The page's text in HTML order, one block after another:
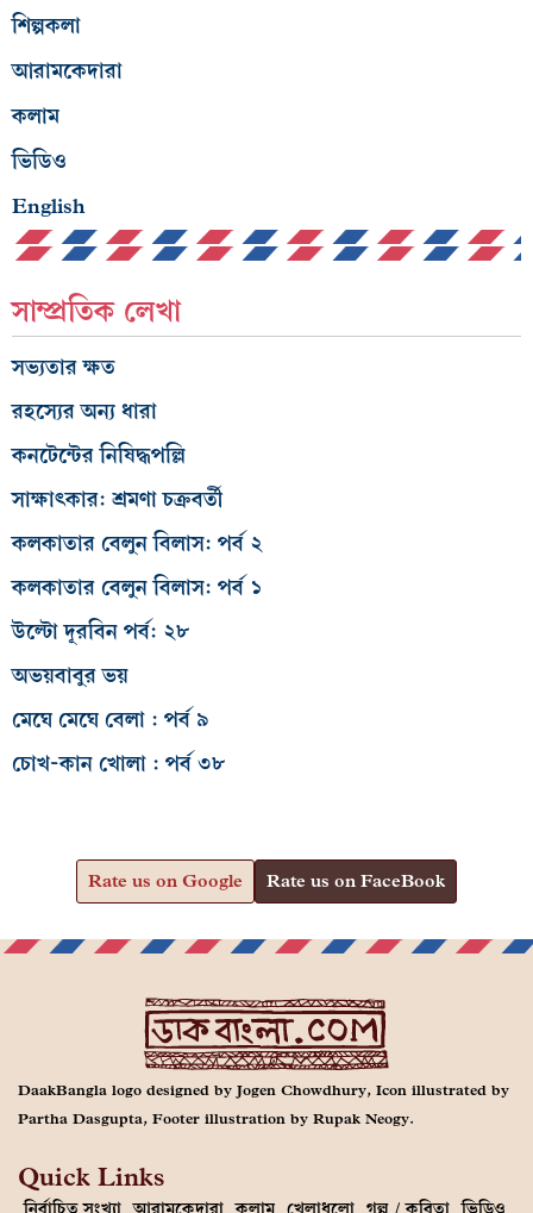
শিল্পকলা
আরামকেদারা
কলাম
ভিডিও
English
সাম্প্রতিক লেখা
সভ্যতার ক্ষত
রহস্যের অন্য ধারা
কনটেন্টের নিষিদ্ধপল্লি
সাক্ষাৎকার: শ্রমণা চক্রবর্তী
কলকাতার বেলুন বিলাস: পর্ব ২
কলকাতার বেলুন বিলাস: পর্ব ১
উল্টো দূরবিন পর্ব: ২৮
অভয়বাবুর ভয়
মেঘে মেঘে বেলা : পর্ব ৯
চোখ-কান খোলা : পর্ব ৩৮
Rate us on Google Rate us on FaceBook
DaakBangla logo designed by Jogen Chowdhury, Icon illustrated by
Partha Dasgupta, Footer illustration by Rupak Neogy.
Quick Links